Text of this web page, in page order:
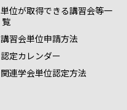
単位が取得できる講習会等一
覧
講習会単位申請方法
認定カレンダー
関連学会単位認定方法